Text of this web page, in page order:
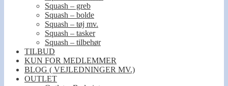
Squash – greb
Squash – bolde
Squash – tøj mv.
Squash – tasker
Squash – tilbehør
TILBUD
KUN FOR MEDLEMMER
BLOG ( VEJLEDNINGER MV.)
OUTLET